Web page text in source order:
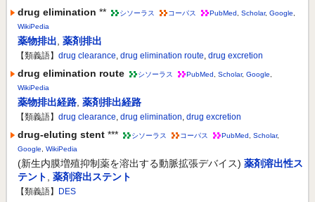
drug elimination ** シソーラス コーパス PubMed Scholar, Google
WikiPedia
薬物排出 薬剤排出
【類義語】 drug clearance drug elimination route drug excretion
drug elimination route シソーラス PubMed Scholar, Google
WikiPedia
薬物排出経路 薬剤排出経路
【類義語】 drug clearance drug elimination drug excretion
drug-eluting stent *** シソーラス コーパス PubMed Scholar,
Google
WikiPedia
(新生内膜増殖抑制薬を溶出する動脈拡張デバイス) 薬剤溶出性ス
テント
薬剤溶出ステント
【類義語】 DES